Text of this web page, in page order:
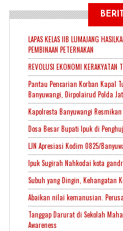
LAPAS KELAS IIB LUMAJANG
PEMBINAAN PETERNAKAN
REVOLUSI EKONOMI KERAKYATAN
Pantau Pencarian Korban Kapal
Banyuwangi, Dirpolairud Polda
Kapolresta Banyuwangi
Dosa Besar Bupati Ipuk di
LJN Apresiasi Kodim 0825/
Ipuk Sugirah Nahkodai kota
Subuh yang Dingin, Kehangatan
Abaikan nilai kemanusian.
Tanggap Darurat di Sekolah
Awareness